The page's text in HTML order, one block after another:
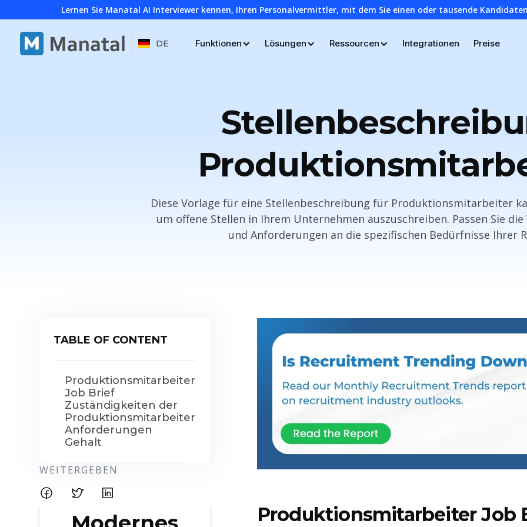
Lernen Sie Manatal AI Interviewer kennen, Ihren Personalvermittler, mit dem Sie einen oder tausende
DE Funktionen Lösungen Ressourcen Integrationen Preise
Diese Vorlage für eine Stellenbeschreibung für Produktionsmitarbeiter
um offene Stellen in Ihrem Unternehmen auszuschreiben. Passen Sie
und Anforderungen an die spezifischen Bedürfnisse Ihrer
TABLE OF CONTENT
Produktionsmitarbeiter
Job Brief
Zuständigkeiten der
Produktionsmitarbeiter
Anforderungen
Gehalt
WEITERGEBEN
Produktionsmitarbeiter Job